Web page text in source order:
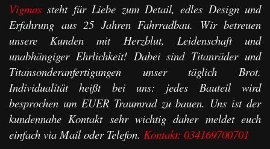
Vigmos steht für Liebe zum Detail, edles Design und
Erfahrung aus 25 Jahren Fahrradbau. Wir betreuen
unsere Kunden mit Herzblut, Leidenschaft und
unabhängiger Ehrlichkeit! Dabei sind Titanräder und
Titansonderanfertigungen unser täglich Brot.
Individualität heißt bei uns: jedes Bauteil wird
besprochen um EUER Traumrad zu bauen. Uns ist der
kundennahe Kontakt sehr wichtig daher meldet euch
einfach via Mail oder Telefon. Kontakt: 034169700701